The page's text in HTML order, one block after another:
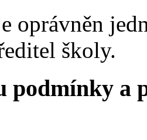
oprávněn
školy.
podmínky a